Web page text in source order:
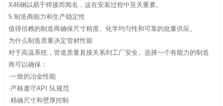
X46钢以易于焊接而闻名，这在安装过程中至关重要。
5.制造商能力和生产稳定性
值得信赖的制造商确保尺寸精度、化学均匀性和可靠的批量供应。
为什么制造质量决定管材性能
对于高温系统，管道质量直接关系到工厂安全。选择一个有能力的制造
商可以确保：
·一致的冶金性能
·严格遵守API 5L规范
·精确尺寸和壁厚控制